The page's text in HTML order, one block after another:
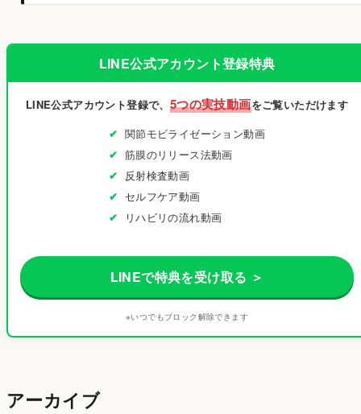
LINE公式アカウント登録特典
LINE公式アカウント登録で、 5つの実技動画をご覧いただけます
関節モビライゼーション動画
筋膜のリリース法動画
反射検査動画
セルフケア動画
リハビリの流れ動画
LINEで特典を受け取る ＞
※いつでもブロック解除できます
アーカイブ